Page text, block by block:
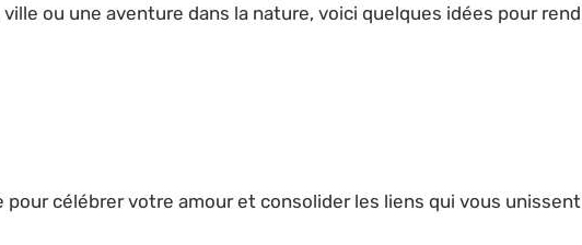
ou une aventure dans la nature, voici quelques idées pour
célébrer votre amour et consolider les liens qui vous